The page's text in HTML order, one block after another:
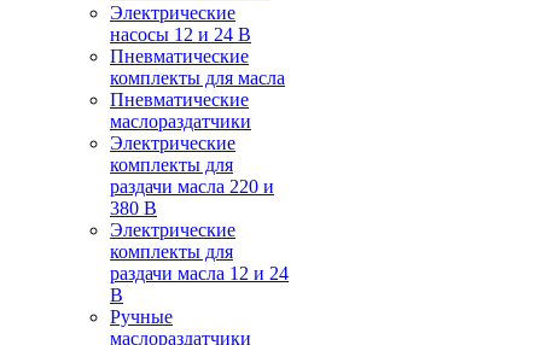
Электрические
насосы 12 и 24 В
Пневматические
комплекты для масла
Пневматические
маслораздатчики
Электрические
комплекты для
раздачи масла 220 и
380 В
Электрические
комплекты для
раздачи масла 12 и 24
В
Ручные
маслораздатчики